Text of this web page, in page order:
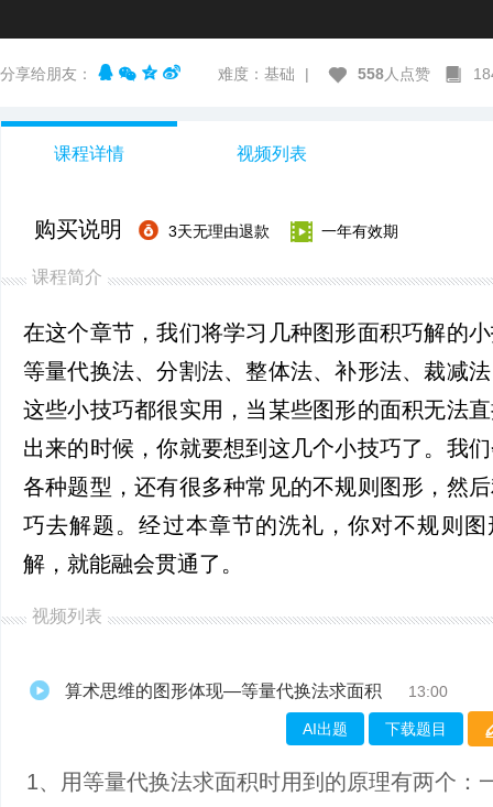
分享给朋友： 难度：基础 | 558人点赞
课程详情 视频列表
购买说明 3天无理由退款 一年有效期
课程简介
在这个章节，我们将学习几种图形面积巧解的
等量代换法、分割法、整体法、补形法、裁减
这些小技巧都很实用，当某些图形的面积无法
出来的时候，你就要想到这几个小技巧了。我
各种题型，还有很多种常见的不规则图形，然
巧去解题。经过本章节的洗礼，你对不规则图
解，就能融会贯通了。
视频列表
算术思维的图形体现—等量代换法求面积 13:00
AI出题 下载题目
1、用等量代换法求面积时用到的原理有两个：